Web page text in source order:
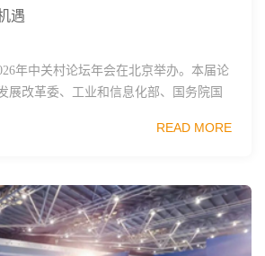
遇
年中关村论坛年会在北京举办。本届论
展改革委、工业和信息化部、国务院国
READ MORE